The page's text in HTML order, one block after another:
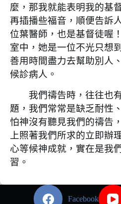
麼，那我就能表明我的基
再插播些福音，順便告訴
位葉醫師，也是基督徒
室中，她是一位不光只想
善用時間盡力去幫助別人
候診病人。
我們禱告時，往往也有
題，我們常常是缺乏耐性
怕神沒有聽見我們的禱告
上照著我們所求的立即辦
心等候神成就，實在是我
習。
Facebook